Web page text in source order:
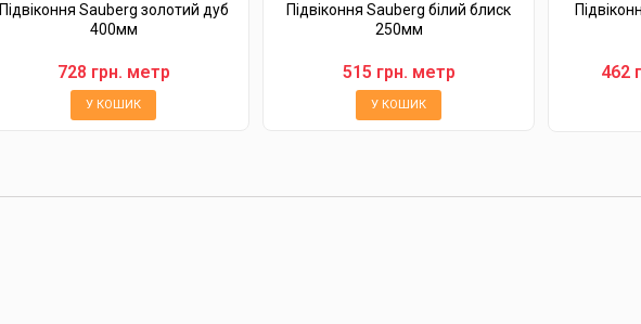
Підвіконня Sauberg золотий дуб
400мм
728 грн. метр
У КОШИК
Підвіконня Sauberg білий блиск
250мм
515 грн. метр
У КОШИК
462